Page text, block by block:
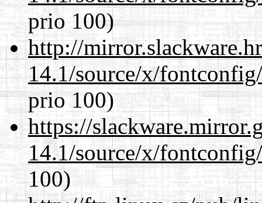
prio 100)
http://
14.1/source/x/
prio 100)
https://
14.1/source/x/
100)